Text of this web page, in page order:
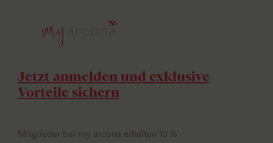
Jetzt anmelden und exklusive
Vorteile sichern
Mitglieder bei my arcona erhalten 10 %